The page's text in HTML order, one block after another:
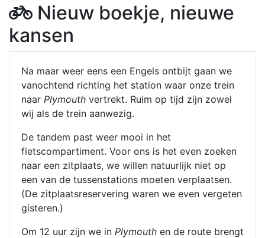
Nieuw boekje, nieuwe
kansen
Na maar weer eens een Engels ontbijt gaan we
vanochtend richting het station waar onze trein
naar Plymouth vertrekt. Ruim op tijd zijn zowel
wij als de trein aanwezig.
De tandem past weer mooi in het
fietscompartiment. Voor ons is het even zoeken
naar een zitplaats, we willen natuurlijk niet op
een van de tussenstations moeten verplaatsen.
(De zitplaatsreservering waren we even vergeten
gisteren.)
Om 12 uur zijn we in Plymouth en de route brengt